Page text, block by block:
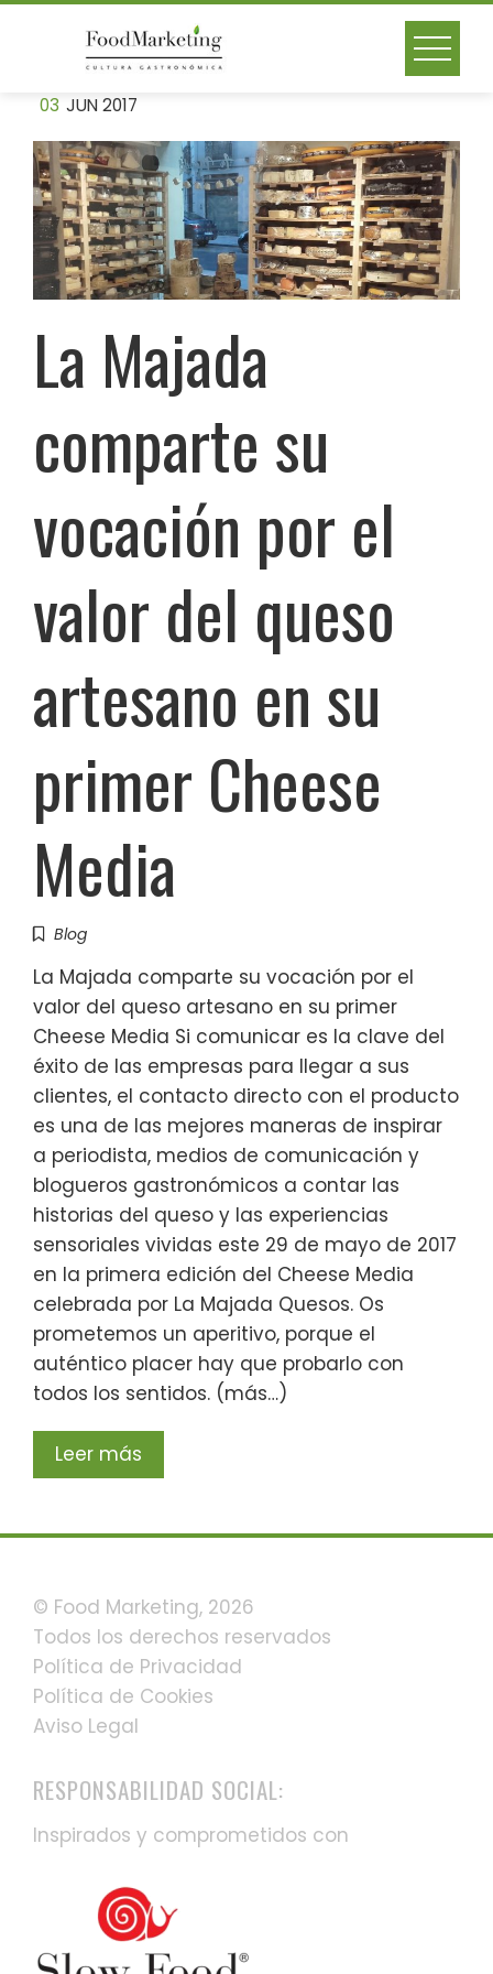
Skip
03 JUN 2017
La Majada
comparte su
vocación por el
valor del queso
artesano en su
primer Cheese
Media
Blog
La Majada comparte su vocación por el
valor del queso artesano en su primer
Cheese Media Si comunicar es la clave del
éxito de las empresas para llegar a sus
clientes, el contacto directo con el producto
es una de las mejores maneras de inspirar
a periodista, medios de comunicación y
blogueros gastronómicos a contar las
historias del queso y las experiencias
sensoriales vividas este 29 de mayo de 2017
en la primera edición del Cheese Media
celebrada por La Majada Quesos. Os
prometemos un aperitivo, porque el
auténtico placer hay que probarlo con
todos los sentidos. (más…)
Leer más
© Food Marketing, 2026
Todos los derechos reservados
Política de Privacidad
Política de Cookies
Aviso Legal
RESPONSABILIDAD SOCIAL:
Inspirados y comprometidos con